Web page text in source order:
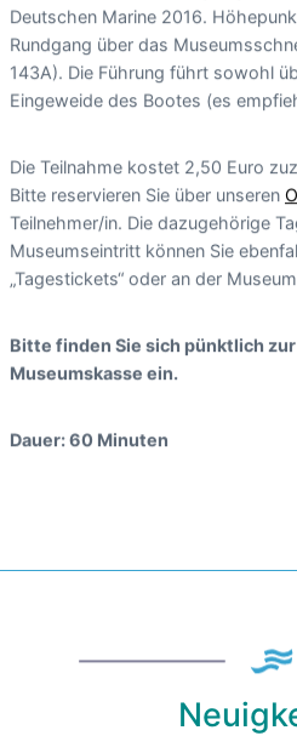
Deutschen Marine 2016.
Rundgang über das
143A). Die Führung führt sowohl
Eingeweide des Bootes (es
Die Teilnahme kostet 2,50 Euro
Bitte reservieren Sie über unseren
Teilnehmer/in. Die dazugehörige
Museumseintritt können Sie
„Tagestickets“ oder an der
Bitte finden Sie sich pünktlich
Museumskasse ein.
Dauer: 60 Minuten